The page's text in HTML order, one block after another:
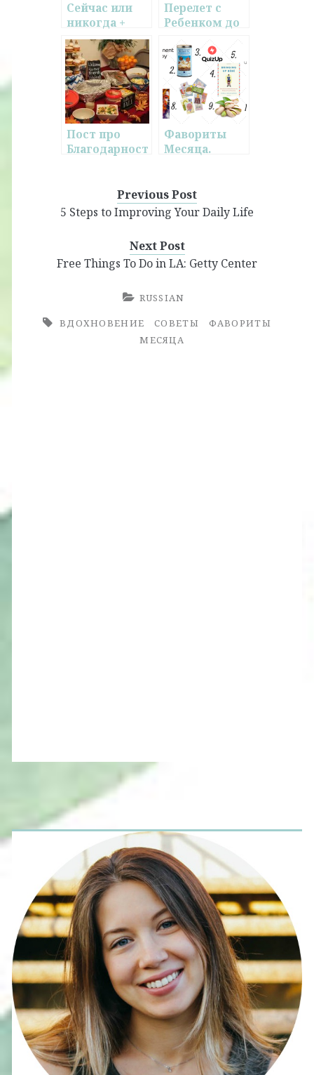
Сейчас или
никогда +
Несколько
вещей,
которые
стоит
помнить,
начиная что-
то новое
Перелет с
Ребенком до
Подготовка и
Список
Вещей
Пост про
Благодарност
Фавориты
Месяца.
Previous Post
5 Steps to Improving Your Daily Life
Next Post
Free Things To Do in LA: Getty Center
RUSSIAN
ВДОХНОВЕНИЕ
СОВЕТЫ
ФАВОРИТЫ
МЕСЯЦА